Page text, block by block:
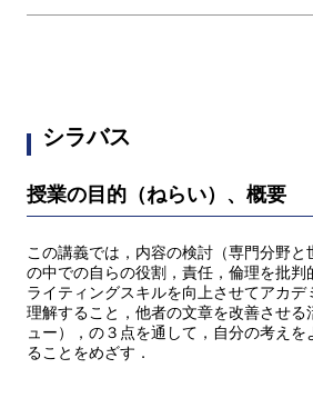
シラバス
授業の目的（ねらい）、概要
この講義では，内容の検討（専門分野と
の中での自らの役割，責任，倫理を批判
ライティングスキルを向上させてアカデ
理解すること，他者の文章を改善させる
ュー），の３点を通して，自分の考えを
ることをめざす．